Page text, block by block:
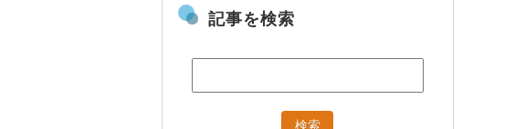
記事を検索